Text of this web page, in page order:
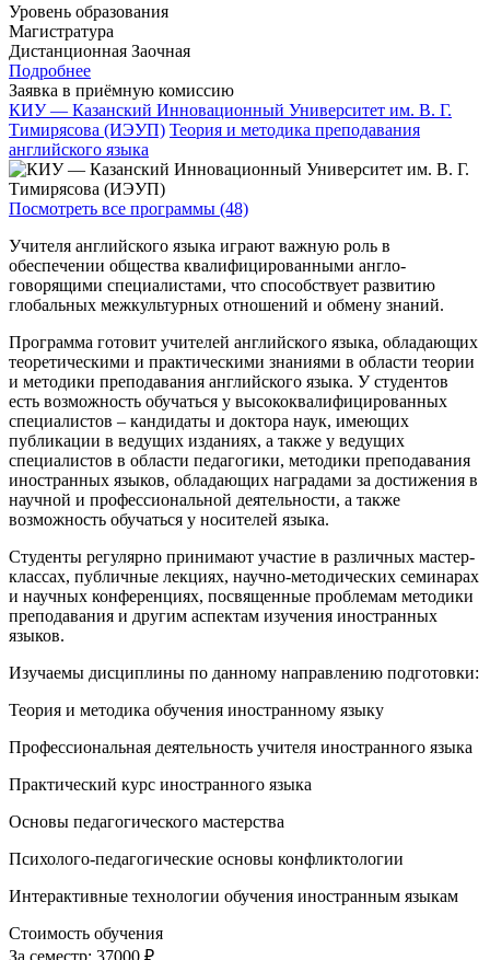
Уровень образования
Магистратура
Дистанционная Заочная
Подробнее
Заявка в приёмную комиссию
КИУ — Казанский Инновационный Университет им. В. Г.
Тимирясова (ИЭУП) Теория и методика преподавания
английского языка
Посмотреть все программы (48)
Учителя английского языка играют важную роль в
обеспечении общества квалифицированными англо-
говорящими специалистами, что способствует развитию
глобальных межкультурных отношений и обмену знаний.
Программа готовит учителей английского языка, обладающих
теоретическими и практическими знаниями в области теории
и методики преподавания английского языка. У студентов
есть возможность обучаться у высококвалифицированных
специалистов – кандидаты и доктора наук, имеющих
публикации в ведущих изданиях, а также у ведущих
специалистов в области педагогики, методики преподавания
иностранных языков, обладающих наградами за достижения в
научной и профессиональной деятельности, а также
возможность обучаться у носителей языка.
Студенты регулярно принимают участие в различных мастер-
классах, публичные лекциях, научно-методических семинарах
и научных конференциях, посвященные проблемам методики
преподавания и другим аспектам изучения иностранных
языков.
Изучаемы дисциплины по данному направлению подготовки:
Теория и методика обучения иностранному языку
Профессиональная деятельность учителя иностранного языка
Практический курс иностранного языка
Основы педагогического мастерства
Психолого-педагогические основы конфликтологии
Интерактивные технологии обучения иностранным языкам
Стоимость обучения